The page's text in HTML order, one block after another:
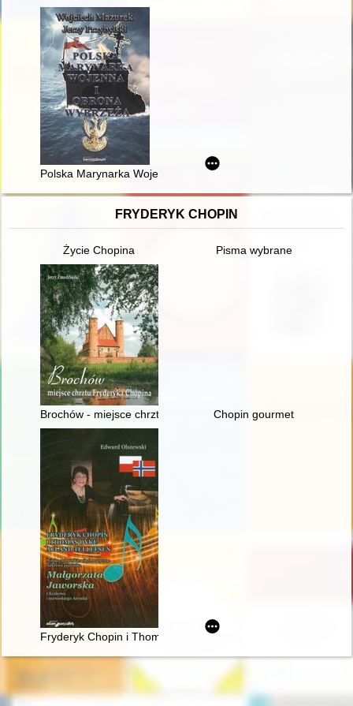
Polska Marynarka Wojenna i obrona wybrzeża : zbiór studiów i
FRYDERYK CHOPIN
Życie Chopina Pisma wybrane
Brochów - miejsce chrztu Fryderyka Chopina
Chopin gourmet
Fryderyk Chopin i Thomas Dyke Acland Tellefsen. Polsko-